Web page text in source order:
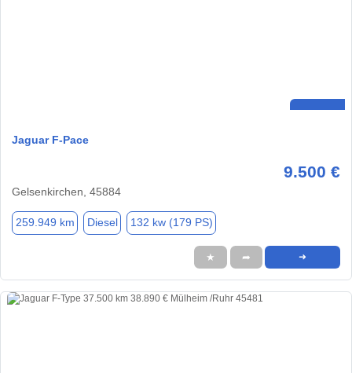
Jaguar F-Pace
9.500 €
Gelsenkirchen, 45884
259.949 km Diesel 132 kw (179 PS)
★ ➦ ➜